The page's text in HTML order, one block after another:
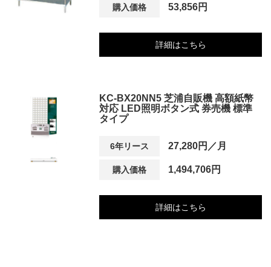
購入価格 53,856円
詳細はこちら
KC-BX20NN5 芝浦自販機 高額紙幣
対応 LED照明ボタン式 券売機 標準
タイプ
6年リース 27,280円／月
購入価格 1,494,706円
詳細はこちら